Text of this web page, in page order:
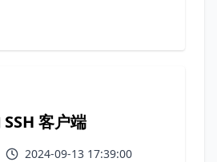
客户端
2024-09-13 17:39:00